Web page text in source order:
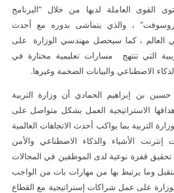
القوى العاملة لديها من خلال “البرنامج
، والذي يتماشى بدوره مع أحدث
في العالم ، كما سيحصل مهندسي الوزارة على
التي تنتهج مسارات تعليمية مختارة في
الاصطناعي والبيانات الضخمة وغيرها.
بن إبراهيم الحمادي أن وزارة التربية
الاستراتيجية العمل بشكل متواصل على
التربية بما يواكب أحدث الاتجاهات العالمية
الأشياء والذكاء الاصطناعي والأمن
قفزة نوعية لدى الموظفين في المجالات
وما يرتبط بها من مهارات بات من الواجب
على عمل شراكات إستراتيجية مع القطاع